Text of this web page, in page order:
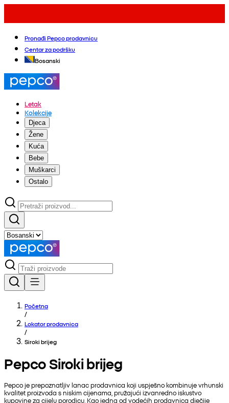
Pronađi Pepco prodavnicu
Centar za podršku
Bosanski
Letak
Kolekcije
Djeca
Žene
Kuća
Bebe
Muškarci
Ostalo
Početna
/
Lokator prodavnica
/
Siroki brijeg
Pepco Siroki brijeg
Pepco je prepoznatljiv lanac prodavnica koji uspješno kombinuje vrhunski
kvalitet proizvoda s niskim cijenama, pružajući izvanredno iskustvo
kupovine za cijelu porodicu. Kao jedna od vodećih prodavnica dječije